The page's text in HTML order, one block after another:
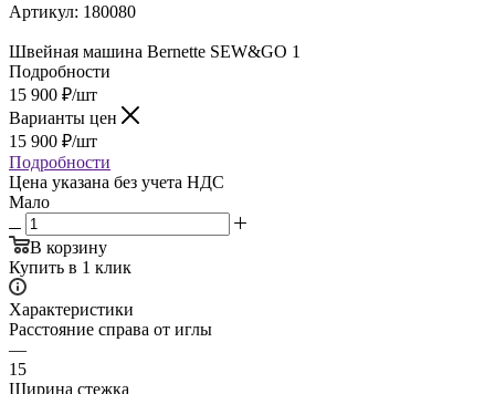
Артикул: 180080
Швейная машина Bernette SEW&GO 1
Подробности
15 900 ₽/шт
Варианты цен
15 900 ₽/шт
Подробности
Цена указана без учета НДС
Мало
В корзину
Купить в 1 клик
Характеристики
Расстояние справа от иглы
—
15
Ширина стежка